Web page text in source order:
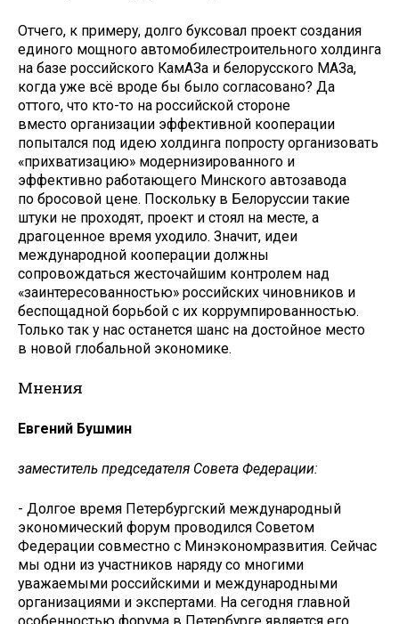
Отчего, к примеру, долго буксовал проект создания
единого мощного автомобилестроительного холдинга
на базе российского КамАЗа и белорусского МАЗа,
когда уже всё вроде бы было согласовано? Да
оттого, что кто-то на российской стороне
вместо организации эффективной кооперации
попытался под идею холдинга попросту организовать
«прихватизацию» модернизированного и
эффективно работающего Минского автозавода
по бросовой цене. Поскольку в Белоруссии такие
штуки не проходят, проект и стоял на месте, а
драгоценное время уходило. Значит, идеи
международной кооперации должны
сопровождаться жесточайшим контролем над
«заинтересованностью» российских чиновников и
беспощадной борьбой с их коррумпированностью.
Только так у нас останется шанс на достойное место
в новой глобальной экономике.
Мнения
Евгений Бушмин
заместитель председателя Совета Федерации:
- Долгое время Петербургский международный
экономический форум проводился Советом
Федерации совместно с Минэкономразвития. Сейчас
мы одни из участников наряду со многими
уважаемыми российскими и международными
организациями и экспертами. На сегодня главной